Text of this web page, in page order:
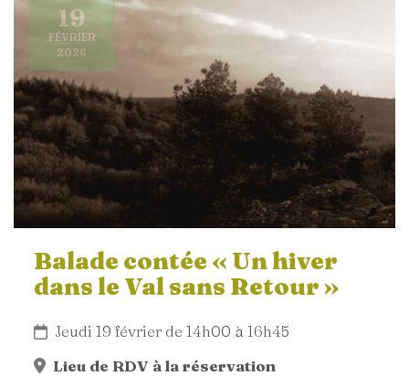
19
FÉVRIER
2026
Balade contée « Un hiver
dans le Val sans Retour »
Jeudi 19 février de 14h00 à 16h45
Lieu de RDV à la réservation